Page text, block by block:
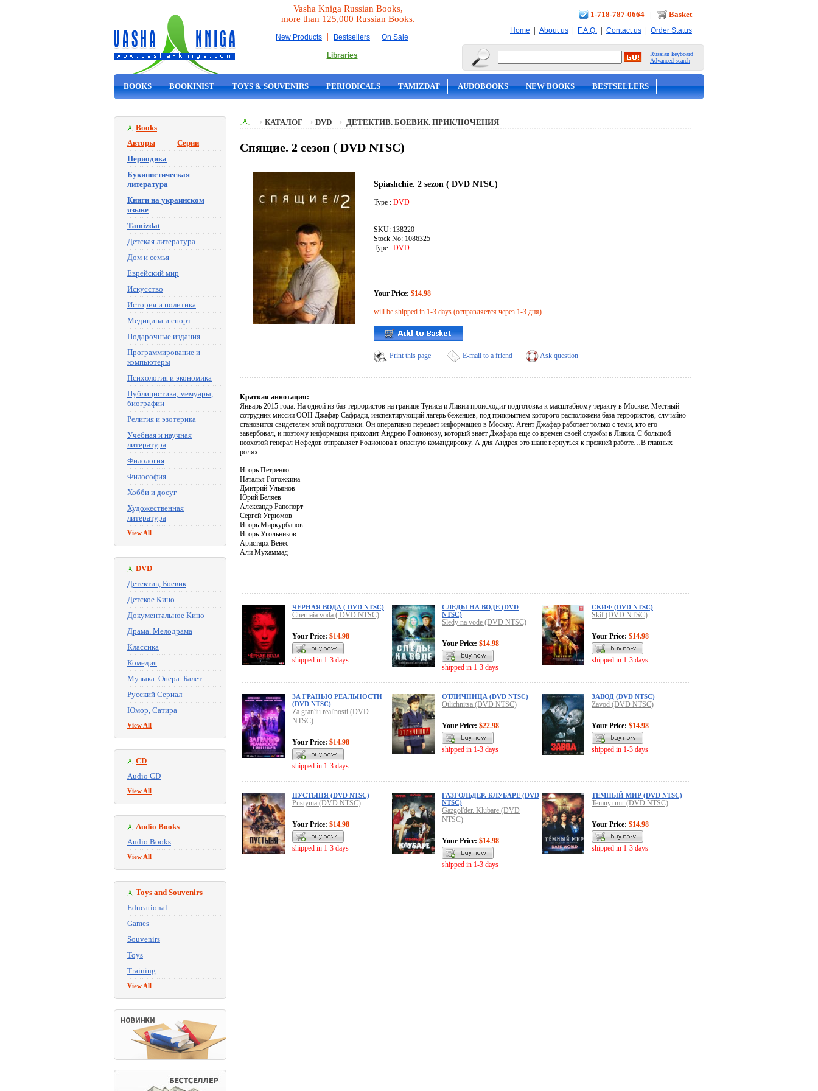
Vasha Kniga Russian Books,
more than 125,000 Russian Books.
New Products | Bestsellers | On Sale
Libraries
1-718-787-0664 | Basket
Home | About us | F.A.Q. | Contact us | Order Status
Russian keyboard
Advanced search
BOOKS BOOKINIST TOYS & SOUVENIRS PERIODICALS TAMIZDAT AUDOBOOKS NEW BOOKS BESTSELLERS
Books
Авторы
Серии
Периодика
Букинистическая
литература
Книги на украинском
языке
Tamizdat
Детская литература
Дом и семья
Еврейский мир
Искусство
История и политика
Медицина и спорт
Подарочные издания
Программирование и
компьютеры
Психология и экономика
Публицистика, мемуары,
биографии
Религия и эзотерика
Учебная и научная
литература
Филология
Философия
Хобби и досуг
Художественная
литература
View All
DVD
Детектив, Боевик
Детское Кино
Документальное Кино
Драма. Мелодрама
Классика
Комедия
Музыка. Опера. Балет
Русский Сериал
Юмор, Сатира
View All
CD
Audio CD
View All
Audio Books
Audio Books
View All
Toys and Souvenirs
Educational
Games
Souvenirs
Toys
Training
View All
КАТАЛОГ DVD ДЕТЕКТИВ. БОЕВИК. ПРИКЛЮЧЕНИЯ
Спящие. 2 сезон ( DVD NTSC)
Spiashchie. 2 sezon ( DVD NTSC)
Type : DVD
SKU: 138220
Stock No: 1086325
Type : DVD
Your Price: $14.98
will be shipped in 1-3 days (отправляется через 1-3 дня)
Print this page E-mail to a friend Ask question
Краткая аннотация:
Январь 2015 года. На одной из баз террористов на границе Туниса и Ливии происходит подготовка к масштабному теракту в Москве. Местный
сотрудник миссии ООН Джафар Сафради, инспектирующий лагерь беженцев, под прикрытием которого расположена база террористов, случайно
становится свидетелем этой подготовки. Он оперативно передает информацию в Москву. Агент Джафар работает только с теми, кто его
завербовал, и поэтому информация приходит Андрею Родионову, который знает Джафара еще со времен своей службы в Ливии. С большой
неохотой генерал Нефедов отправляет Родионова в опасную командировку. А для Андрея это шанс вернуться к прежней работе…В главных
ролях:
Игорь Петренко
Наталья Рогожкина
Дмитрий Ульянов
Юрий Беляев
Александр Рапопорт
Сергей Угрюмов
Игорь Миркурбанов
Игорь Угольников
Аристарх Венес
Али Мухаммад
ЧЕРНАЯ ВОДА ( DVD NTSC)
Chernaia voda ( DVD NTSC)
Your Price: $14.98
shipped in 1-3 days
СЛЕДЫ НА ВОДЕ (DVD
NTSC)
Sledy na vode (DVD NTSC)
Your Price: $14.98
shipped in 1-3 days
СКИФ (DVD NTSC)
Skif (DVD NTSC)
Your Price: $14.98
shipped in 1-3 days
ЗА ГРАНЬЮ РЕАЛЬНОСТИ
(DVD NTSC)
Za gran'iu real'nosti (DVD
NTSC)
Your Price: $14.98
shipped in 1-3 days
ОТЛИЧНИЦА (DVD NTSC)
Otlichnitsa (DVD NTSC)
Your Price: $22.98
shipped in 1-3 days
ЗАВОД (DVD NTSC)
Zavod (DVD NTSC)
Your Price: $14.98
shipped in 1-3 days
ПУСТЫНЯ (DVD NTSC)
Pustynia (DVD NTSC)
Your Price: $14.98
shipped in 1-3 days
ГАЗГОЛЬДЕР. КЛУБАРЕ (DVD
NTSC)
Gazgol'der. Klubare (DVD
NTSC)
Your Price: $14.98
shipped in 1-3 days
ТЕМНЫЙ МИР (DVD NTSC)
Temnyi mir (DVD NTSC)
Your Price: $14.98
shipped in 1-3 days